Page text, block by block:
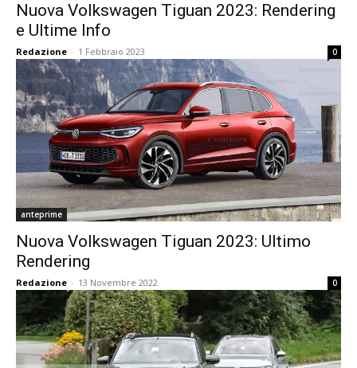
Nuova Volkswagen Tiguan 2023: Rendering
e Ultime Info
Redazione - 1 Febbraio 2023 0
anteprime
Nuova Volkswagen Tiguan 2023: Ultimo
Rendering
Redazione - 13 Novembre 2022 0